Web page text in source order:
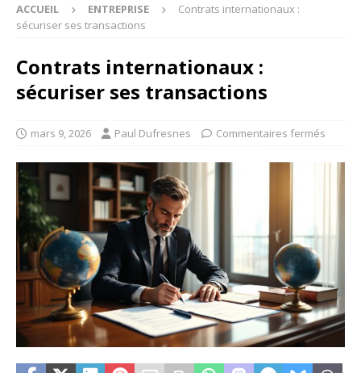
ACCUEIL ENTREPRISE
Contrats internationaux :
sécuriser ses transactions
Contrats internationaux :
sécuriser ses transactions
mars 9, 2026 Paul Dufresnes Commentaires fermés